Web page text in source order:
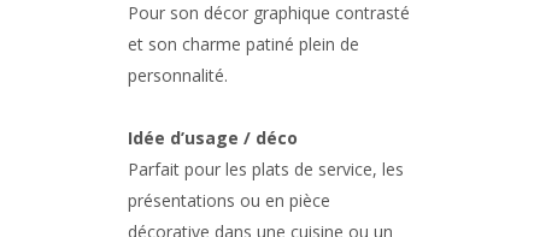
Pour son décor graphique contrasté
et son charme patiné plein de
personnalité.
Idée d’usage / déco
Parfait pour les plats de service, les
présentations ou en pièce
décorative dans une cuisine ou un